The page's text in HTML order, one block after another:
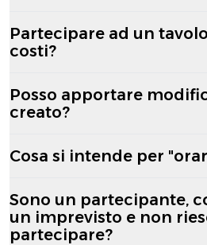
Partecipare ad un
costi?
Posso apportare
creato?
Cosa si intende per
Sono un partecipante,
un imprevisto e non
partecipare?